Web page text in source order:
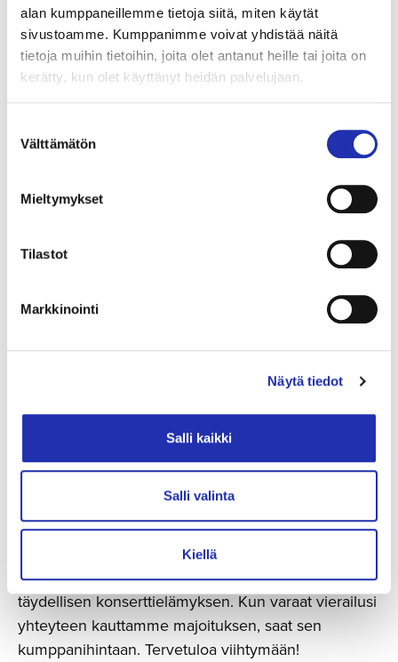
alan kumppaneillemme tietoja siitä, miten käytät
sivustoamme. Kumppanimme voivat yhdistää näitä
tietoja muihin tietoihin, joita olet antanut heille tai joita on
kerätty, kun olet käyttänyt heidän palvelujaan.
valinta
Välttämätön
Mieltymykset
Tilastot
Markkinointi
Näytä tiedot
Salli kaikki
Salli valinta
Kiellä
Varaa liput ryhmällesi
(väh. 10 hlöä)
ryhmamyynti@tampere-talo.fi
Kuva | Photo: Laura Vanzo, Visit Tampere
Täydennä elämyksesi
majoittu­malla saman katon
Tampere-talon yhteydessä oleva
Marriott Tampere City-hotelli mahdollistaa
täydellisen konserttielämyksen. Kun varaat vierailusi
yhteyteen kauttamme majoituksen, saat sen
kumppanihintaan. Tervetuloa viihtymään!